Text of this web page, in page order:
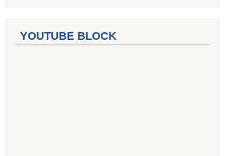
YOUTUBE BLOCK